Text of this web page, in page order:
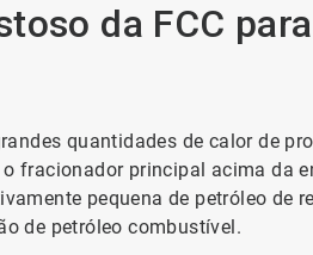
da FCC
quantidades de calor de
fracionador principal acima da
pequena de petróleo de
de petróleo combustível.